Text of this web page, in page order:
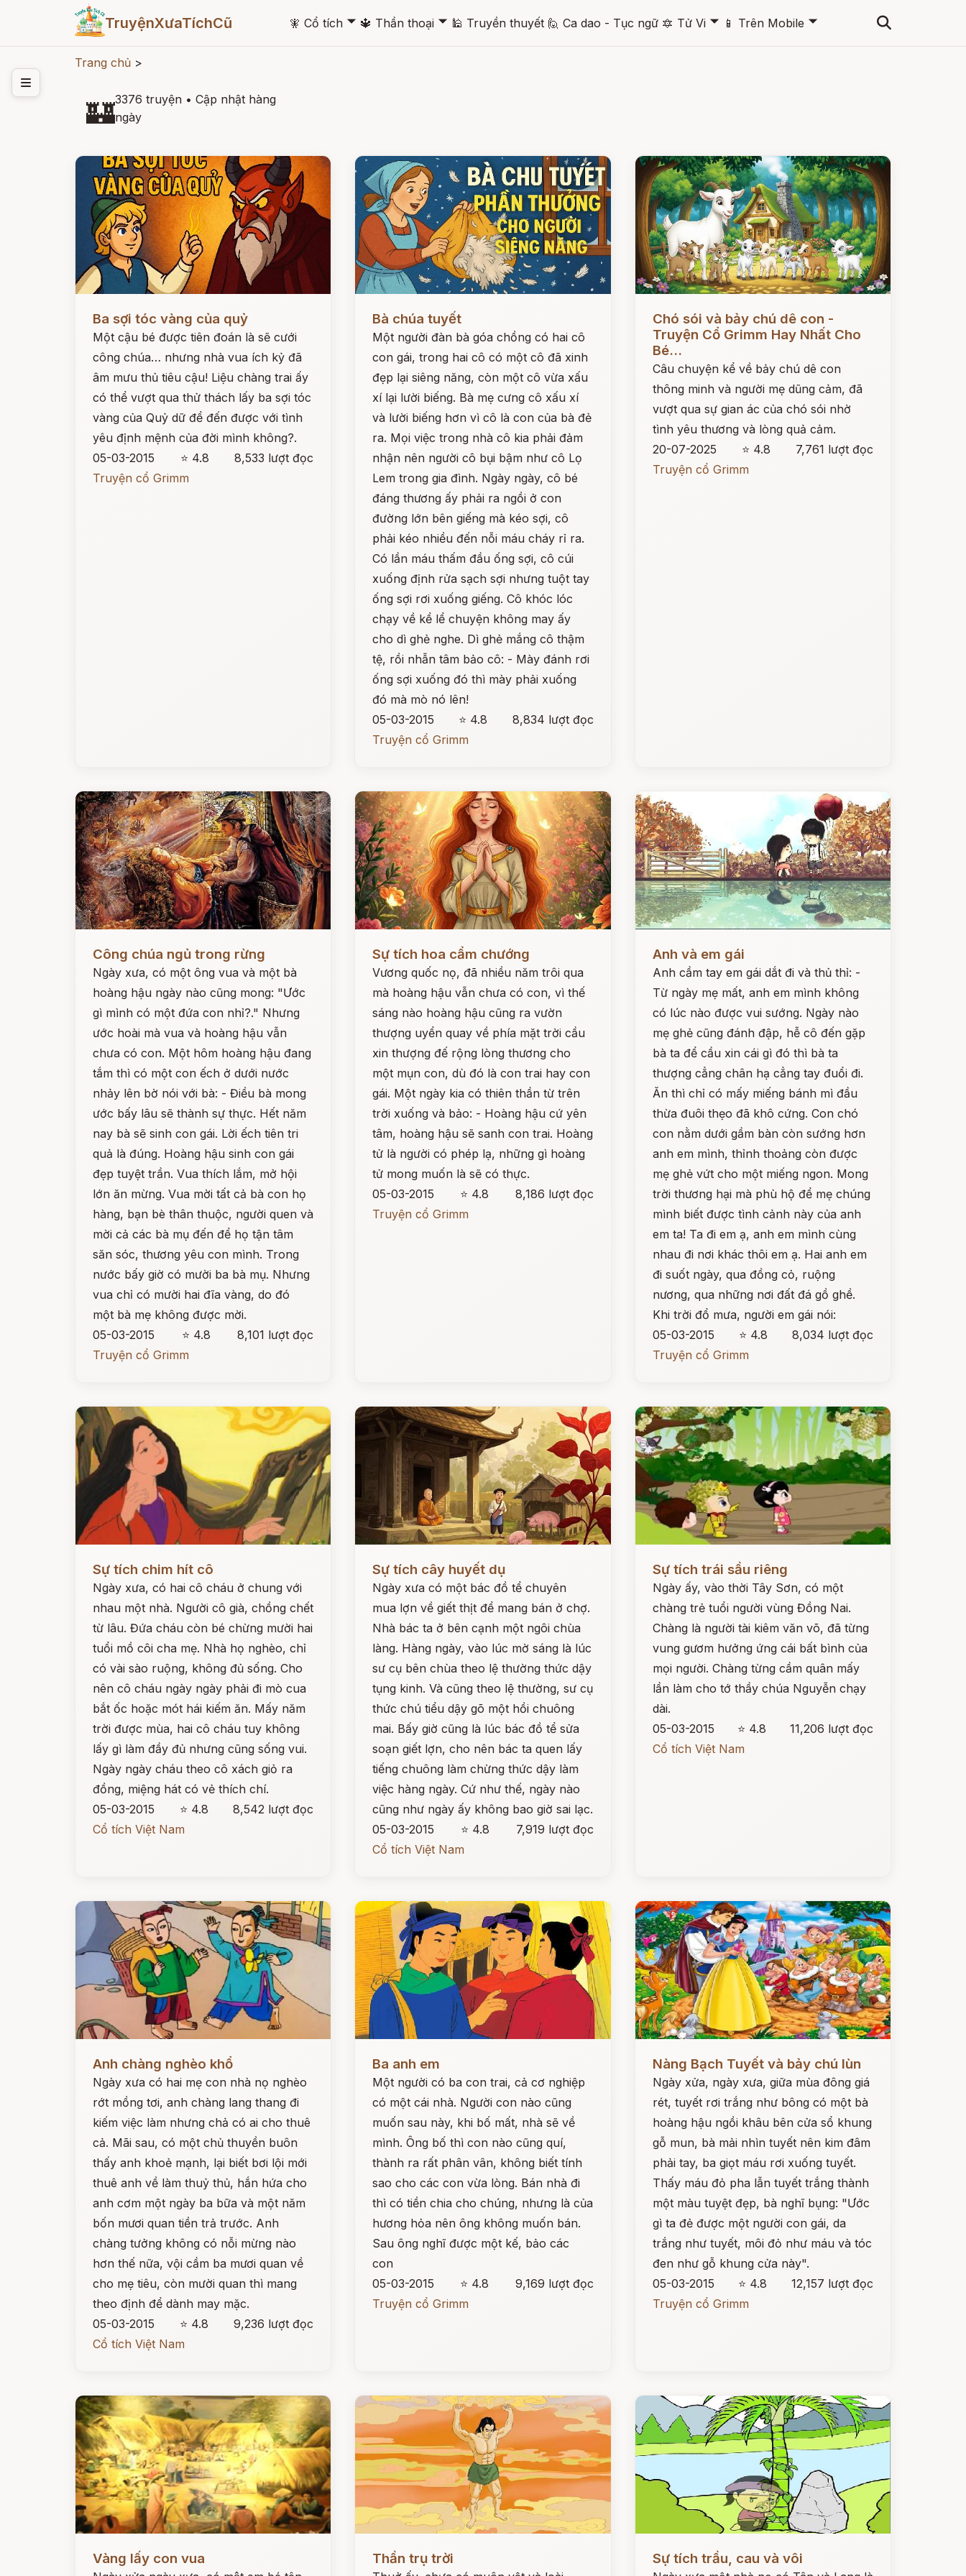
TruyệnXưaTíchCũ 🧚 Cổ tích 🞃 🔱 Thần thoại 🞃 🕌 Truyền thuyết 🙋 Ca dao - Tục ngữ 🔯 Tử Vi 🞃 📱 Trên Mobile 🞃
Trang chủ >
🏰3376 truyện • Cập nhật hàng
ngày
Ba sợi tóc vàng của quỷ
Một cậu bé được tiên đoán là sẽ cưới
công chúa… nhưng nhà vua ích kỷ đã
âm mưu thủ tiêu cậu! Liệu chàng trai ấy
có thể vượt qua thử thách lấy ba sợi tóc
vàng của Quỷ dữ để đến được với tình
yêu định mệnh của đời mình không?.
05-03-2015
⭐ 4.8
8,533 lượt đọc
Truyện cổ Grimm
Bà chúa tuyết
Một người đàn bà góa chồng có hai cô
con gái, trong hai cô có một cô đã xinh
đẹp lại siêng năng, còn một cô vừa xấu
xí lại lười biếng. Bà mẹ cưng cô xấu xí
và lười biếng hơn vì cô là con của bà đẻ
ra. Mọi việc trong nhà cô kia phải đảm
nhận nên người cô bụi bậm như cô Lọ
Lem trong gia đình. Ngày ngày, cô bé
đáng thương ấy phải ra ngồi ở con
đường lớn bên giếng mà kéo sợi, cô
phải kéo nhiều đến nỗi máu cháy rỉ ra.
Có lần máu thấm đầu ống sợi, cô cúi
xuống định rửa sạch sợi nhưng tuột tay
ống sợi rơi xuống giếng. Cô khóc lóc
chạy về kể lể chuyện không may ấy
cho dì ghẻ nghe. Dì ghẻ mắng cô thậm
tệ, rồi nhẫn tâm bảo cô: - Mày đánh rơi
ống sợi xuống đó thì mày phải xuống
đó mà mò nó lên!
05-03-2015
⭐ 4.8
8,834 lượt đọc
Truyện cổ Grimm
Chó sói và bảy chú dê con -
Truyện Cổ Grimm Hay Nhất Cho
Bé...
Câu chuyện kể về bảy chú dê con
thông minh và người mẹ dũng cảm, đã
vượt qua sự gian ác của chó sói nhờ
tình yêu thương và lòng quả cảm.
20-07-2025
⭐ 4.8
7,761 lượt đọc
Truyện cổ Grimm
Công chúa ngủ trong rừng
Ngày xưa, có một ông vua và một bà
hoàng hậu ngày nào cũng mong: "Ước
gì mình có một đứa con nhỉ?." Nhưng
ước hoài mà vua và hoàng hậu vẫn
chưa có con. Một hôm hoàng hậu đang
tắm thì có một con ếch ở dưới nước
nhảy lên bờ nói với bà: - Điều bà mong
ước bấy lâu sẽ thành sự thực. Hết năm
nay bà sẽ sinh con gái. Lời ếch tiên tri
quả là đúng. Hoàng hậu sinh con gái
đẹp tuyệt trần. Vua thích lắm, mở hội
lớn ăn mừng. Vua mời tất cả bà con họ
hàng, bạn bè thân thuộc, người quen và
mời cả các bà mụ đến để họ tận tâm
săn sóc, thương yêu con mình. Trong
nước bấy giờ có mười ba bà mụ. Nhưng
vua chỉ có mười hai đĩa vàng, do đó
một bà mẹ không được mời.
05-03-2015
⭐ 4.8
8,101 lượt đọc
Truyện cổ Grimm
Sự tích hoa cẩm chướng
Vương quốc nọ, đã nhiều năm trôi qua
mà hoàng hậu vẫn chưa có con, vì thế
sáng nào hoàng hậu cũng ra vườn
thượng uyển quay về phía mặt trời cầu
xin thượng đế rộng lòng thương cho
một mụn con, dù đó là con trai hay con
gái. Một ngày kia có thiên thần từ trên
trời xuống và bảo: - Hoàng hậu cứ yên
tâm, hoàng hậu sẽ sanh con trai. Hoàng
tử là người có phép lạ, những gì hoàng
tử mong muốn là sẽ có thực.
05-03-2015
⭐ 4.8
8,186 lượt đọc
Truyện cổ Grimm
Anh và em gái
Anh cầm tay em gái dắt đi và thủ thỉ: -
Từ ngày mẹ mất, anh em mình không
có lúc nào được vui sướng. Ngày nào
mẹ ghẻ cũng đánh đập, hễ cô đến gặp
bà ta để cầu xin cái gì đó thì bà ta
thượng cẳng chân hạ cẳng tay đuổi đi.
Ăn thì chỉ có mấy miếng bánh mì đầu
thừa đuôi thẹo đã khô cứng. Con chó
con nằm dưới gầm bàn còn sướng hơn
anh em mình, thỉnh thoảng còn được
mẹ ghẻ vứt cho một miếng ngon. Mong
trời thương hại mà phù hộ để mẹ chúng
mình biết được tình cảnh này của anh
em ta! Ta đi em ạ, anh em mình cùng
nhau đi nơi khác thôi em ạ. Hai anh em
đi suốt ngày, qua đồng cỏ, ruộng
nương, qua những nơi đất đá gồ ghề.
Khi trời đổ mưa, người em gái nói:
05-03-2015
⭐ 4.8
8,034 lượt đọc
Truyện cổ Grimm
Sự tích chim hít cô
Ngày xưa, có hai cô cháu ở chung với
nhau một nhà. Người cô già, chồng chết
từ lâu. Đứa cháu còn bé chừng mười hai
tuổi mồ côi cha mẹ. Nhà họ nghèo, chỉ
có vài sào ruộng, không đủ sống. Cho
nên cô cháu ngày ngày phải đi mò cua
bắt ốc hoặc mót hái kiếm ăn. Mấy năm
trời được mùa, hai cô cháu tuy không
lấy gì làm đầy đủ nhưng cũng sống vui.
Ngày ngày cháu theo cô xách giỏ ra
đồng, miệng hát có vẻ thích chí.
05-03-2015
⭐ 4.8
8,542 lượt đọc
Cổ tích Việt Nam
Sự tích cây huyết dụ
Ngày xưa có một bác đồ tể chuyên
mua lợn về giết thịt để mang bán ở chợ.
Nhà bác ta ở bên cạnh một ngôi chùa
làng. Hàng ngày, vào lúc mờ sáng là lúc
sư cụ bên chùa theo lệ thường thức dậy
tụng kinh. Và cũng theo lệ thường, sư cụ
thức chú tiểu dậy gõ một hồi chuông
mai. Bấy giờ cũng là lúc bác đồ tể sửa
soạn giết lợn, cho nên bác ta quen lấy
tiếng chuông làm chừng thức dậy làm
việc hàng ngày. Cứ như thế, ngày nào
cũng như ngày ấy không bao giờ sai lạc.
05-03-2015
⭐ 4.8
7,919 lượt đọc
Cổ tích Việt Nam
Sự tích trái sầu riêng
Ngày ấy, vào thời Tây Sơn, có một
chàng trẻ tuổi người vùng Đồng Nai.
Chàng là người tài kiêm văn võ, đã từng
vung gươm hưởng ứng cái bất bình của
mọi người. Chàng từng cầm quân mấy
lần làm cho tớ thầy chúa Nguyễn chạy
dài.
05-03-2015
⭐ 4.8
11,206 lượt đọc
Cổ tích Việt Nam
Anh chàng nghèo khổ
Ngày xưa có hai mẹ con nhà nọ nghèo
rớt mồng tơi, anh chàng lang thang đi
kiếm việc làm nhưng chả có ai cho thuê
cả. Mãi sau, có một chủ thuyền buôn
thấy anh khoẻ mạnh, lại biết bơi lội mới
thuê anh về làm thuỷ thủ, hắn hứa cho
anh cơm một ngày ba bữa và một năm
bốn mươi quan tiền trả trước. Anh
chàng tưởng không có nỗi mừng nào
hơn thế nữa, vội cầm ba mươi quan về
cho mẹ tiêu, còn mười quan thì mang
theo định để dành may mặc.
05-03-2015
⭐ 4.8
9,236 lượt đọc
Cổ tích Việt Nam
Ba anh em
Một người có ba con trai, cả cơ nghiệp
có một cái nhà. Người con nào cũng
muốn sau này, khi bố mất, nhà sẽ về
mình. Ông bố thì con nào cũng quí,
thành ra rất phân vân, không biết tính
sao cho các con vừa lòng. Bán nhà đi
thì có tiền chia cho chúng, nhưng là của
hương hỏa nên ông không muốn bán.
Sau ông nghĩ được một kế, bảo các
con
05-03-2015
⭐ 4.8
9,169 lượt đọc
Truyện cổ Grimm
Nàng Bạch Tuyết và bảy chú lùn
Ngày xửa, ngày xưa, giữa mùa đông giá
rét, tuyết rơi trắng như bông có một bà
hoàng hậu ngồi khâu bên cửa sổ khung
gỗ mun, bà mải nhìn tuyết nên kim đâm
phải tay, ba giọt máu rơi xuống tuyết.
Thấy máu đỏ pha lẫn tuyết trắng thành
một màu tuyệt đẹp, bà nghĩ bụng: "Ước
gì ta đẻ được một người con gái, da
trắng như tuyết, môi đỏ như máu và tóc
đen như gỗ khung cửa này".
05-03-2015
⭐ 4.8
12,157 lượt đọc
Truyện cổ Grimm
Vàng lấy con vua
Đọc ngay
Thần trụ trời Sự tích trầu, cau và vôi